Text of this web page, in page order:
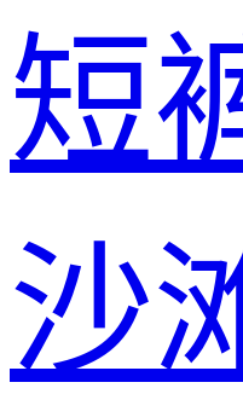
短
沙